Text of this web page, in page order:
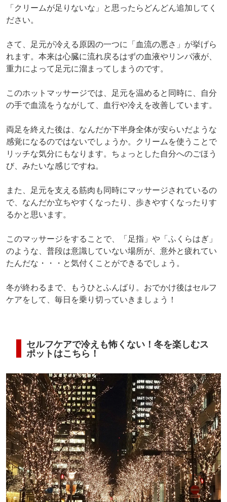
「クリームが足りないな」と思ったらどんどん追加してく
ださい。
さて、足元が冷える原因の一つに「血流の悪さ」が挙げら
れます。本来は心臓に流れ戻るはずの血液やリンパ液が、
重力によって足元に溜まってしまうのです。
このホットマッサージでは、足元を温めると同時に、自分
の手で血流をうながして、血行や冷えを改善しています。
両足を終えた後は、なんだか下半身全体が安らいだような
感覚になるのではないでしょうか。クリームを使うことで
リッチな気分にもなります。ちょっとした自分へのごほう
び、みたいな感じですね。
また、足元を支える筋肉も同時にマッサージされているの
で、なんだか立ちやすくなったり、歩きやすくなったりす
るかと思います。
このマッサージをすることで、「足指」や「ふくらはぎ」
のような、普段は意識していない場所が、意外と疲れてい
たんだな・・・と気付くことができるでしょう。
冬が終わるまで、もうひとふんばり。おでかけ後はセルフ
ケアをして、毎日を乗り切っていきましょう！
セルフケアで冷えも怖くない！冬を楽しむス
ポットはこちら！